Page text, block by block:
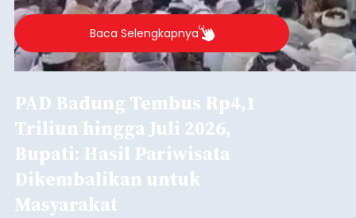
Baca Selengkapnya
PAD Badung Tembus Rp4,1
Triliun hingga Juli 2026,
Bupati: Hasil Pariwisata
Dikembalikan untuk
Masyarakat